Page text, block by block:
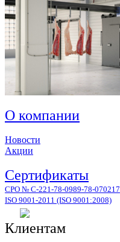
О компании
Новости
Акции
Сертификаты
СРО № С-221-78-0989-78-070217
ISO 9001-2011 (ISO 9001:2008)
Клиентам